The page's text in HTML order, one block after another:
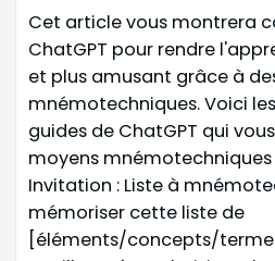
Cet article vous montrera
ChatGPT pour rendre
et plus amusant grâce à
mnémotechniques. Voici
guides de ChatGPT qui
moyens mnémotechniques
Invitation : Liste à
mémoriser cette liste de
[éléments/concepts/